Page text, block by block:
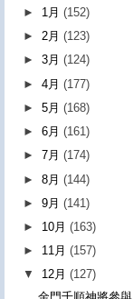
► 1月(152)
►2月(123)
►3月(124)
►4月(177)
►5月(168)
►6月(161)
►7月(174)
►8月(144)
►9月(141)
► 10月(163)
► 11月(157)
▼ 12月(127)